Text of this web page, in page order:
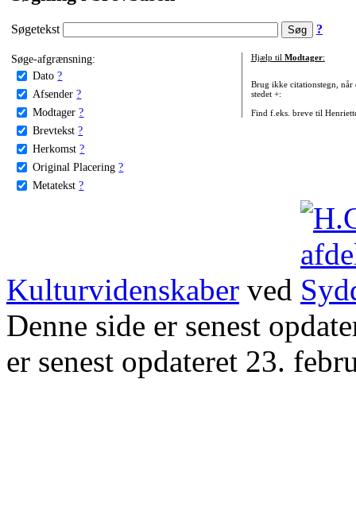
Søgetekst ?
Søge-afgrænsning:
Dato ?
Afsender ?
Modtager ?
Brevtekst ?
Herkomst ?
Original Placering ?
Metatekst ?
Hjælp til Modtager:
Brug ikke citationstegn, når
stedet +:
Find f.eks. breve til
Kulturvidenskaber ved
Denne side er senest
er senest opdateret 23.